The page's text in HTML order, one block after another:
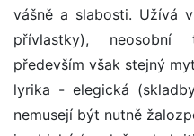
vášně a slabosti. Užívá
přívlastky), neosobní
především však stejný
lyrika - elegická
nemusejí být nutně